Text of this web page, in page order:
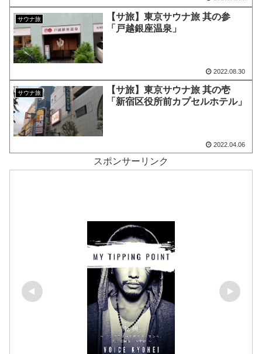
サウナ旅
【サ旅】東京サウナ旅 其の参
「戸越銀座温泉」
2022.08.30
サウナ旅
【サ旅】東京サウナ旅 其の壱
「新宿区役所前カプセルホテル」
2022.04.06
スポンサーリンク